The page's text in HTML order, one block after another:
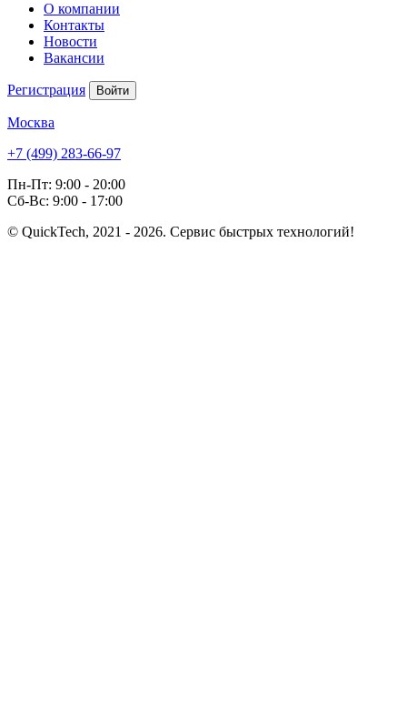
О компании
Контакты
Новости
Вакансии
Регистрация Войти
Москва
+7 (499) 283-66-97
Пн-Пт: 9:00 - 20:00
Сб-Вс: 9:00 - 17:00
© QuickTech, 2021 - 2026. Сервис быстрых технологий!